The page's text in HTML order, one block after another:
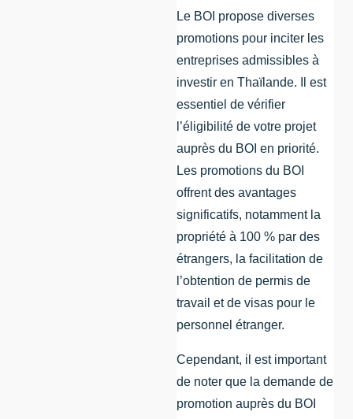
Le BOI propose diverses
promotions pour inciter les
entreprises admissibles à
investir en Thaïlande. Il est
essentiel de vérifier
l’éligibilité de votre projet
auprès du BOI en priorité.
Les promotions du BOI
offrent des avantages
significatifs, notamment la
propriété à 100 % par des
étrangers, la facilitation de
l’obtention de permis de
travail et de visas pour le
personnel étranger.
Cependant, il est important
de noter que la demande de
promotion auprès du BOI